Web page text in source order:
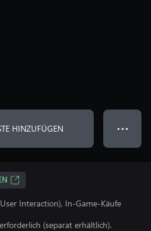
HINZUFÜGEN ● ● ●
Interaction), In-Game-Käufe
(separat erhältlich).